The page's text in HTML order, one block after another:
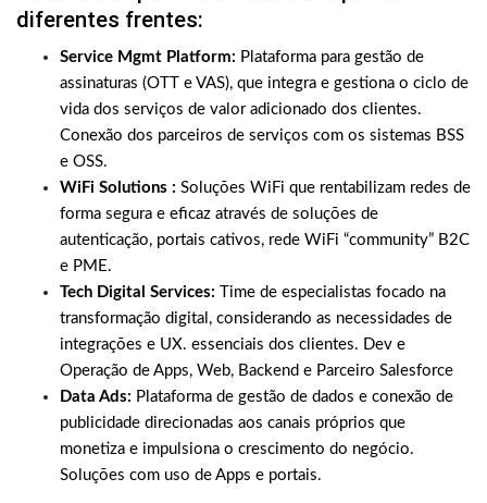
diferentes frentes:
Service Mgmt Platform: Plataforma para gestão de
assinaturas (OTT e VAS), que integra e gestiona o ciclo de
vida dos serviços de valor adicionado dos clientes.
Conexão dos parceiros de serviços com os sistemas BSS
e OSS.
WiFi Solutions : Soluções WiFi que rentabilizam redes de
forma segura e eficaz através de soluções de
autenticação, portais cativos, rede WiFi “community” B2C
e PME.
Tech Digital Services: Time de especialistas focado na
transformação digital, considerando as necessidades de
integrações e UX. essenciais dos clientes. Dev e
Operação de Apps, Web, Backend e Parceiro Salesforce
Data Ads: Plataforma de gestão de dados e conexão de
publicidade direcionadas aos canais próprios que
monetiza e impulsiona o crescimento do negócio.
Soluções com uso de Apps e portais.